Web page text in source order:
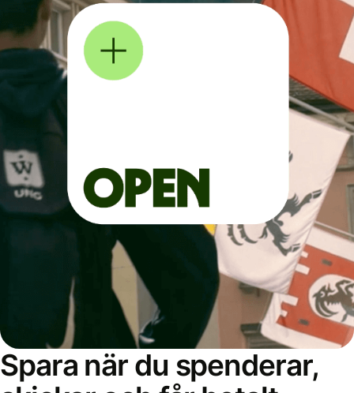
Spara när du spenderar,